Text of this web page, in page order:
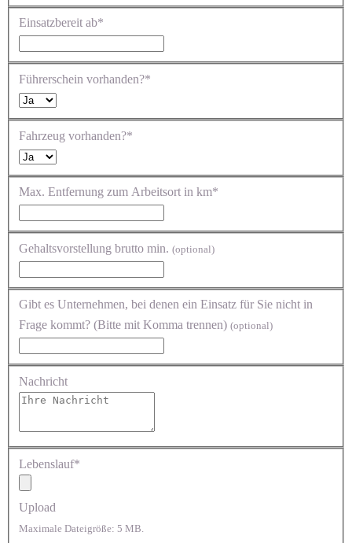
Einsatzbereit ab*
Führerschein vorhanden?*
Fahrzeug vorhanden?*
Max. Entfernung zum Arbeitsort in km*
Gehaltsvorstellung brutto min. (optional)
Gibt es Unternehmen, bei denen ein Einsatz für Sie nicht in
Frage kommt? (Bitte mit Komma trennen) (optional)
Nachricht
Lebenslauf*
Upload
Maximale Dateigröße: 5 MB.